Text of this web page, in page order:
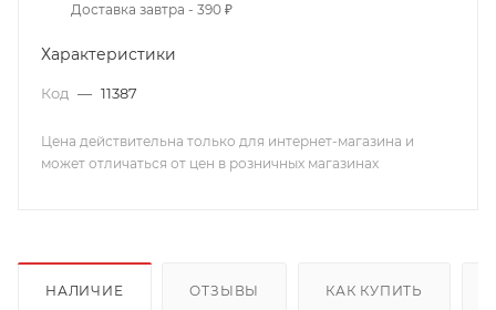
Доставка завтра - 390 ₽
Характеристики
Код — 11387
Цена действительна только для интернет-магазина и
может отличаться от цен в розничных магазинах
НАЛИЧИЕ ОТЗЫВЫ КАК КУПИТЬ